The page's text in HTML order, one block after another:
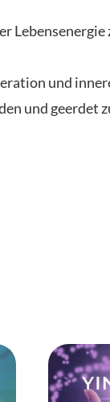
Lebensenergie
und
und geerdet